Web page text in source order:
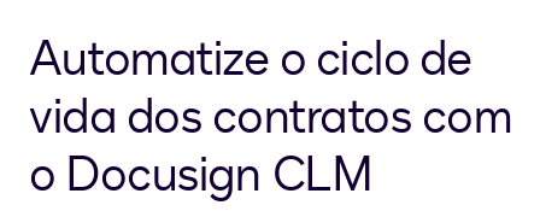
Automatize o ciclo de
vida dos contratos com
o Docusign CLM